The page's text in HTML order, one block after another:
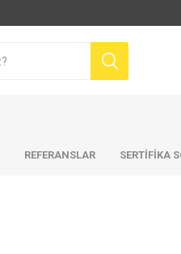
REFERANSLAR SERTİFİKA